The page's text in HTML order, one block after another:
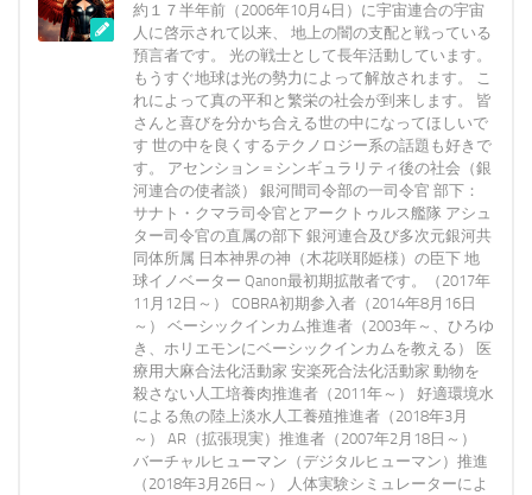
約１７半年前（2006年10月4日）に宇宙連合の宇宙
人に啓示されて以来、 地上の闇の支配と戦っている
預言者です。 光の戦士として長年活動しています。
もうすぐ地球は光の勢力によって解放されます。 こ
れによって真の平和と繁栄の社会が到来します。 皆
さんと喜びを分かち合える世の中になってほしいで
す 世の中を良くするテクノロジー系の話題も好きで
す。 アセンション＝シンギュラリティ後の社会（銀
河連合の使者談） 銀河間司令部の一司令官 部下：
サナト・クマラ司令官とアークトゥルス艦隊 アシュ
ター司令官の直属の部下 銀河連合及び多次元銀河共
同体所属 日本神界の神（木花咲耶姫様）の臣下 地
球イノベーター Qanon最初期拡散者です。（2017年
11月12日～） COBRA初期参入者（2014年8月16日
～） ベーシックインカム推進者（2003年～、ひろゆ
き、ホリエモンにベーシックインカムを教える） 医
療用大麻合法化活動家 安楽死合法化活動家 動物を
殺さない人工培養肉推進者（2011年～） 好適環境水
による魚の陸上淡水人工養殖推進者（2018年3月
～） AR（拡張現実）推進者（2007年2月18日～）
バーチャルヒューマン（デジタルヒューマン）推進
（2018年3月26日～） 人体実験シミュレーターによ